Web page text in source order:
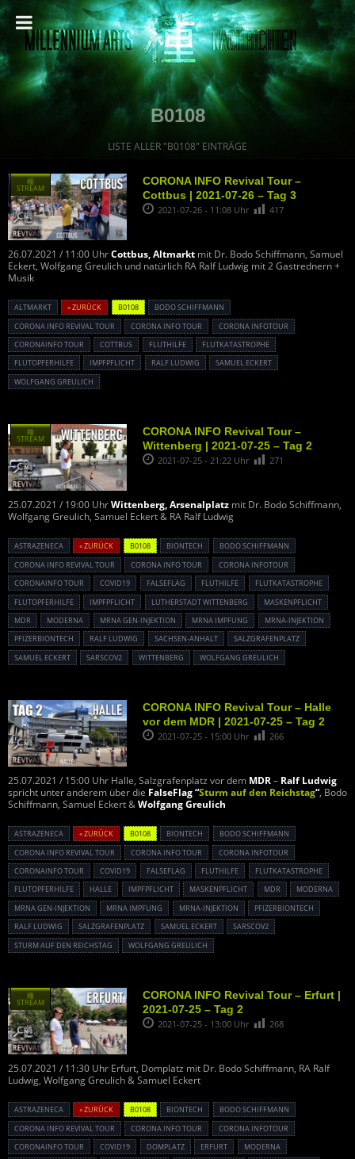
B0108
LISTE ALLER "B0108" EINTRÄGE
CORONA INFO Revival Tour –
Cottbus | 2021-07-26 – Tag 3
2021-07-26 - 11:08 Uhr 417
26.07.2021 / 11:00 UhrCottbus, Altmarkt mit Dr. Bodo Schiffmann, Samuel
Eckert, Wolfgang Greulich und natürlich RA Ralf Ludwig mit 2 Gastrednern +
Musik
ALTMARKT « ZURÜCK B0108
BODO SCHIFFMANN
CORONA INFO REVIVAL TOUR
CORONA INFO TOUR
CORONA INFOTOUR
CORONAINFO TOUR
COTTBUS FLUTHILFE
FLUTKATASTROPHE
FLUTOPFERHILFE
IMPFPFLICHT RALF LUDWIG
SAMUEL ECKERT
WOLFGANG GREULICH
種
STREAM
CORONA INFO Revival Tour –
Wittenberg | 2021-07-25 – Tag 2
2021-07-25 - 21:22 Uhr 271
25.07.2021 / 19:00 UhrWittenberg, Arsenalplatz mit Dr. Bodo Schiffmann,
Wolfgang Greulich, Samuel Eckert & RA Ralf Ludwig
ASTRAZENECA « ZURÜCK B0108 BIONTECH
BODO SCHIFFMANN
CORONA INFO REVIVAL TOUR
CORONA INFO TOUR
CORONA INFOTOUR
CORONAINFO TOUR
COVID19 FALSEFLAG FLUTHILFE
FLUTKATASTROPHE
FLUTOPFERHILFE
IMPFPFLICHT LUTHERSTADT WITTENBERG
MASKENPFLICHT
MDR
MODERNA MRNA GEN-INJEKTION MRNA IMPFUNG
MRNA-INJEKTION
PFIZERBIONTECH
RALF LUDWIG SACHSEN-ANHALT
SALZGRAFENPLATZ
SAMUEL ECKERT
SARSCOV2 WITTENBERG WOLFGANG GREULICH
種
STREAM
CORONA INFO Revival Tour – Halle
vor dem MDR | 2021-07-25 – Tag 2
2021-07-25 - 15:00 Uhr 266
25.07.2021 / 15:00 Uhr Halle, Salzgrafenplatz vor dem MDR– Ralf Ludwig
spricht unter anderem über die FalseFlag “Sturm auf den Reichstag“, Bodo
Schiffmann, Samuel Eckert &Wolfgang Greulich
ASTRAZENECA « ZURÜCK B0108 BIONTECH
BODO SCHIFFMANN
CORONA INFO REVIVAL TOUR
CORONA INFO TOUR
CORONA INFOTOUR
CORONAINFO TOUR
COVID19 FALSEFLAG FLUTHILFE
FLUTKATASTROPHE
FLUTOPFERHILFE
HALLE IMPFPFLICHT MASKENPFLICHT MDR
MODERNA
MRNA GEN-INJEKTION
MRNA IMPFUNG MRNA-INJEKTION
PFIZERBIONTECH
RALF LUDWIG
SALZGRAFENPLATZ SAMUEL ECKERT
SARSCOV2
STURM AUF DEN REICHSTAG
WOLFGANG GREULICH
CORONA INFO Revival Tour – Erfurt |
2021-07-25 – Tag 2
2021-07-25 - 13:00 Uhr 268
25.07.2021 / 11:30 Uhr Erfurt, Domplatz mit Dr. Bodo Schiffmann, RA Ralf
Ludwig, Wolfgang Greulich & Samuel Eckert
ASTRAZENECA « ZURÜCK B0108 BIONTECH
BODO SCHIFFMANN
CORONA INFO REVIVAL TOUR
CORONA INFO TOUR
CORONA INFOTOUR
CORONAINFO TOUR
COVID19 DOMPLATZ ERFURT
MODERNA
種
STREAM